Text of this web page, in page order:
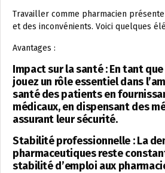
Travailler comme pharmacien
et des inconvénients. Voici quelques
Avantages :
Impact sur la santé : En tant
jouez un rôle essentiel dans
santé des patients en
médicaux, en dispensant des
assurant leur sécurité.
Stabilité professionnelle : La
pharmaceutiques reste
stabilité d’emploi aux